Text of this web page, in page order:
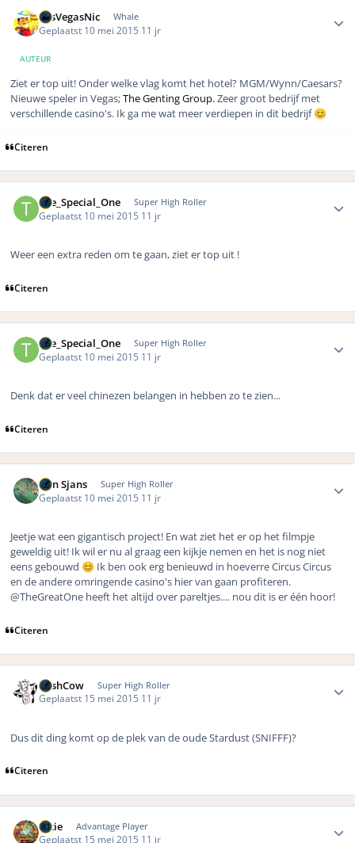
LasVegasNic Whale
Geplaatst 10 mei 2015 11 jr
AUTEUR
Ziet er top uit! Onder welke vlag komt het hotel? MGM/Wynn/Caesars?
Nieuwe speler in Vegas;The Genting Group.Zeer groot bedrijf met
verschillende casino's. Ik ga me wat meer verdiepen in dit bedrijf 😊
Citeren
The_Special_One Super High Roller
Geplaatst 10 mei 2015 11 jr
Weer een extra reden om te gaan, ziet er top uit !
Citeren
The_Special_One Super High Roller
Geplaatst 10 mei 2015 11 jr
Denk dat er veel chinezen belangen in hebben zo te zien...
Citeren
Bon Sjans Super High Roller
Geplaatst 10 mei 2015 11 jr
Jeetje wat een gigantisch project! En wat ziet het er op het filmpje
geweldig uit! Ik wil er nu al graag een kijkje nemen en het is nog niet
eens gebouwd 😊 Ik ben ook erg benieuwd in hoeverre Circus Circus
en de andere omringende casino's hier van gaan profiteren.
@TheGreatOne heeft het altijd over pareltjes.... nou dit is er één hoor!
Citeren
CashCow Super High Roller
Geplaatst 15 mei 2015 11 jr
Dus dit ding komt op de plek van de oude Stardust (SNIFFF)?
Citeren
nikie Advantage Player
Geplaatst 15 mei 2015 11 jr